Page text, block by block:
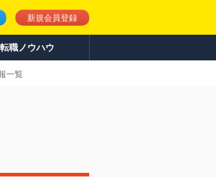
新規会員登録
転職ノウハウ
一覧